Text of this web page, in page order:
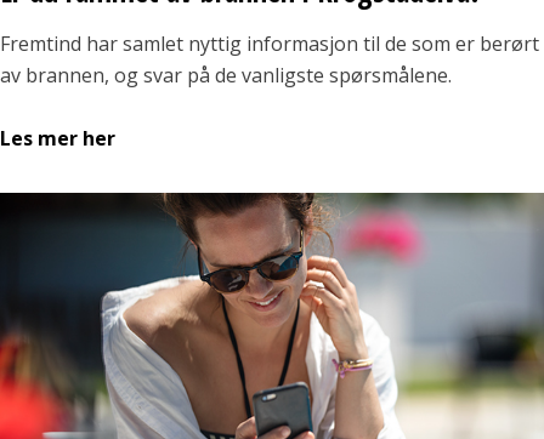
Fremtind har samlet nyttig informasjon til de som er berørt
av brannen, og svar på de vanligste spørsmålene.
Les mer her